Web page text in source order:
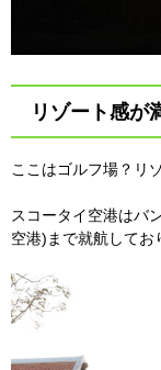
リゾート感が
ここはゴルフ場？リ
スコータイ空港はバ
空港)まで就航してお